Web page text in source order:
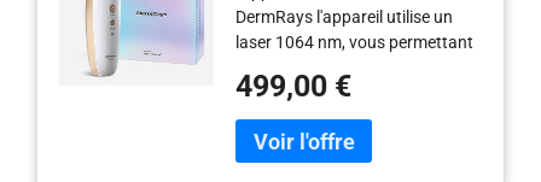
visage, pour un usage
domestique
DermRays l'appareil utilise un
laser 1064 nm, vous permettant
que dans un salon de beauté à la
maison. Économisez votre
temps, vos efforts et votre
argent! [Indolore et Flashy]:
499,00 €